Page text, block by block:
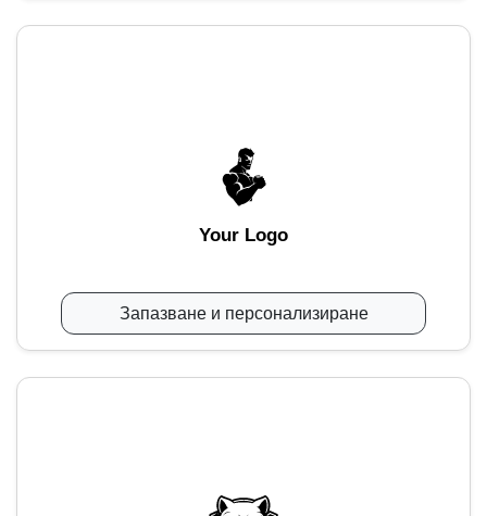
Your Logo
Запазване и персонализиране